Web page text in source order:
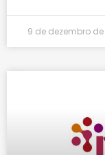
9 de dezembro de